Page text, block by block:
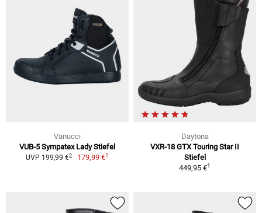
Vanucci
VUB-5 Sympatex Lady Stiefel
UVP 199,99 €2 179,99 €1
Daytona
VXR-18 GTX Touring Star II
Stiefel
449,95 €1